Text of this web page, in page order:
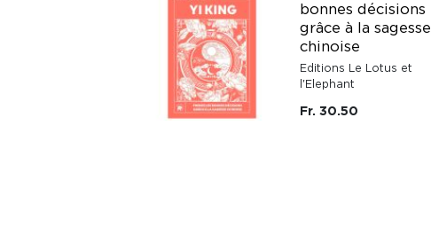
bonnes décisions
grâce à la sagesse
chinoise
Editions Le Lotus et
l'Elephant
Fr. 30.50